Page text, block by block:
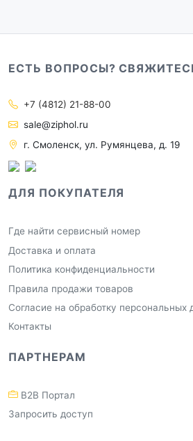
ЕСТЬ ВОПРОСЫ?
+7 (4812) 21-88-00
sale@ziphol.ru
г. Смоленск, ул. Румянцева, д. 19
ДЛЯ ПОКУПАТЕЛЯ
Где найти сервисный номер
Доставка и оплата
Политика конфиденциальности
Правила продажи товаров
Согласие на обработку персональных
Контакты
ПАРТНЕРАМ
B2B Портал
Запросить доступ